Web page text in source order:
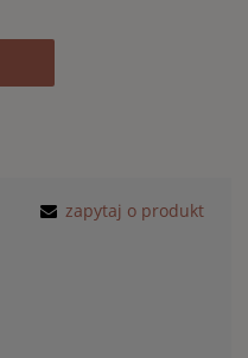
zapytaj o produkt